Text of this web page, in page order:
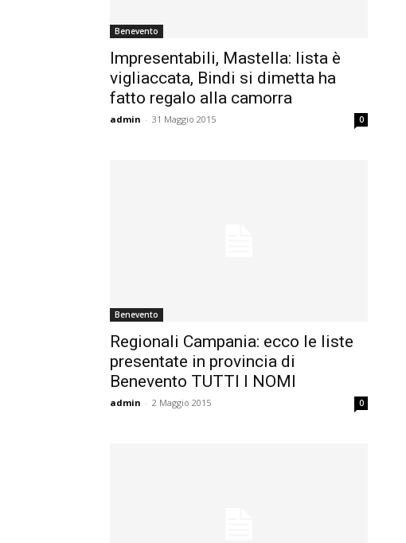
Benevento
Impresentabili, Mastella: lista è
vigliaccata, Bindi si dimetta ha
fatto regalo alla camorra
admin - 31 Maggio 2015 0
Benevento
Regionali Campania: ecco le liste
presentate in provincia di
Benevento TUTTI I NOMI
admin - 2 Maggio 2015 0